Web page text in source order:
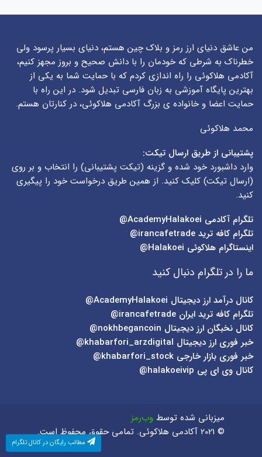
من عاشق دنیای ارز رمز و بلاک چین هستم، دنیای بسیار پرسود ولی
خطرناک به شرطی که خودمان را با دانش صحیح و بروز مجهز کنیم،
آکادمی هلاکوئی را راه اندازی کردم که با حمایت شما به یکی از
بهترین پایگاه آموزشی به زبان فارسی تبدیل شود. در این راه با
حمایت اعضا و خانواده ی بزرگ آکادمی هلاکوئی، در کنارتان هستم.
محمد هلاکوئی
پشتیبانی از طریق ارسال تیکت:
وارد داشبورد خود شده و گزینه (تیکت پشتیبانی) را انتخاب و بر روی
(ارسال تیکت) کلیک کنید. از همین طریق درخواست خود را پیگیری
کنید.
تلگرام آکادمی
تلگرام کافه ترید irancafetrade@
اینستاگرام هلاکوئی Halakoei@
ما را در تلگرام دنبال کنید
کانال درآمد ارز دیجیتال AcademyHalakoei@
تلگرام کافه ترید ایران irancafetrade@
کانال نخبگان ارز دیجیتال nokhbegancoin@
خبر فوری ارز دیجیتال khabarfori_arzdigital@
خبر فوری بازار خارجی khabarfori_stock@
کانال وی ای پی halakoeivip@
میزبانی شده توسط وب‌رمز
© 2021 آکادمی هلاکوئی. تمامی حقوق محفوظ است.
مطالب رایگان در کانال تلگرام